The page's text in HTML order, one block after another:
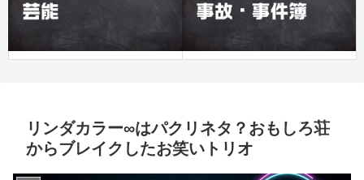
リンダカラー∞はパクリネタ？おもしろ荘
からブレイクしたお笑いトリオ